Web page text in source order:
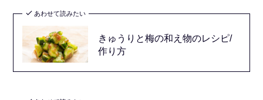
あわせて読みたい
きゅうりと梅の和え物のレシピ/
作り方